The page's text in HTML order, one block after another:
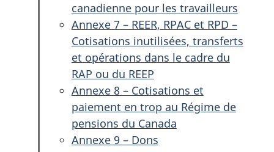
canadienne pour les travailleurs
Annexe 7 – REER, RPAC et RPD –
Cotisations inutilisées, transferts
et opérations dans le cadre du
RAP ou du REEP
Annexe 8 – Cotisations et
paiement en trop au Régime de
pensions du Canada
Annexe 9 – Dons